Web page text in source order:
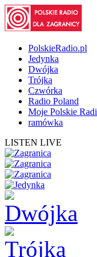
PolskieRadio.pl
Jedynka
Dwójka
Trójka
Czwórka
Radio Poland
Moje Polskie
ramówka
LISTEN LIVE